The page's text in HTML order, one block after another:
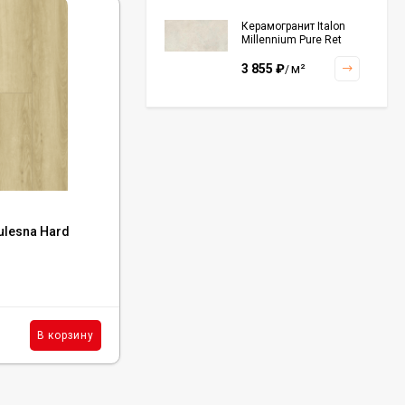
Hard
В корзину
Керамогранит Italon
Millennium Pure Ret
3 855 ₽/м²